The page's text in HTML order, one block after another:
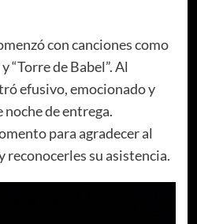
con canciones como
“Torre de Babel”. Al
efusivo, emocionado y
de entrega.
para agradecer al
reconocerles su asistencia.